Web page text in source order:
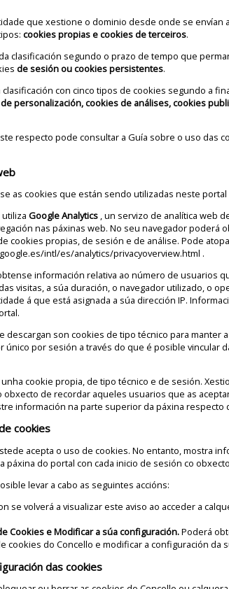
que xestione o dominio desde onde se envían
cookies propias e cookies de terceiros.
clasificación segundo o prazo de tempo que
de sesión ou cookies persistentes.
con cinco tipos de cookies segundo a
personalización, cookies de análises, cookies
respecto pode consultar a Guía sobre o uso das
as cookies que están sendo utilizadas neste
Google Analytics , un servizo de analítica web
nas páxinas web. No seu navegador poderá
cookies propias, de sesión e de análise. Pode
intl/es/analytics/privacyoverview.html .
información relativa ao número de usuarios
visitas, a súa duración, o navegador utilizado, o
á que está asignada a súa dirección IP.
descargan son cookies de tipo técnico para manter
único por sesión a través do que é posible vincular
cookie propia, de tipo técnico e de sesión.
obxecto de recordar aqueles usuarios que as
información na parte superior da páxina respecto
cookies
acepta o uso de cookies. No entanto, mostra
páxina do portal con cada inicio de sesión co
levar a cabo as seguintes accións:
se volverá a visualizar este aviso ao acceder a
Cookies e Modificar a súa configuración.Poderá
cookies do Concello e modificar a configuración da
das cookies